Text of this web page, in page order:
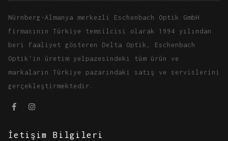
Nürnberg-Almanya merkezli Eschenbach Optik GmbH
firmasının Türkiye temsilcisi olarak 1994 yılından
beri faaliyet gösteren Delta Optik, Eschenbach
Optik'in üretim yelpazesindeki tüm ürün ve
markaların Türkiye pazarındaki satış ve servislerini
gerçekleştirmektedir.
İetişim Bilgileri